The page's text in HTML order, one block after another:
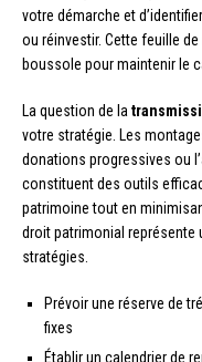
votre démarche et
ou réinvestir. Cette feuille
boussole pour maintenir le
La question de la
votre stratégie. Les
donations progressives ou
constituent des outils
patrimoine tout en
droit patrimonial représente
stratégies.
Prévoir une réserve de
fixes
Établir un calendrier de